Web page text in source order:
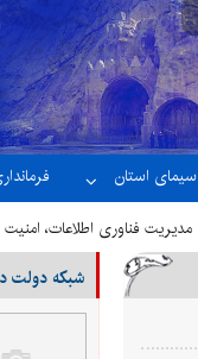
سیمای استان
مدیریت فناوری اطلاعات،
شبکه دولت